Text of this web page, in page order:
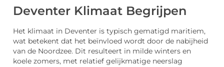
Deventer Klimaat Begrijpen
Het klimaat in Deventer is typisch gematigd maritiem,
wat betekent dat het beïnvloed wordt door de nabijheid
van de Noordzee. Dit resulteert in milde winters en
koele zomers, met relatief gelijkmatige neerslag